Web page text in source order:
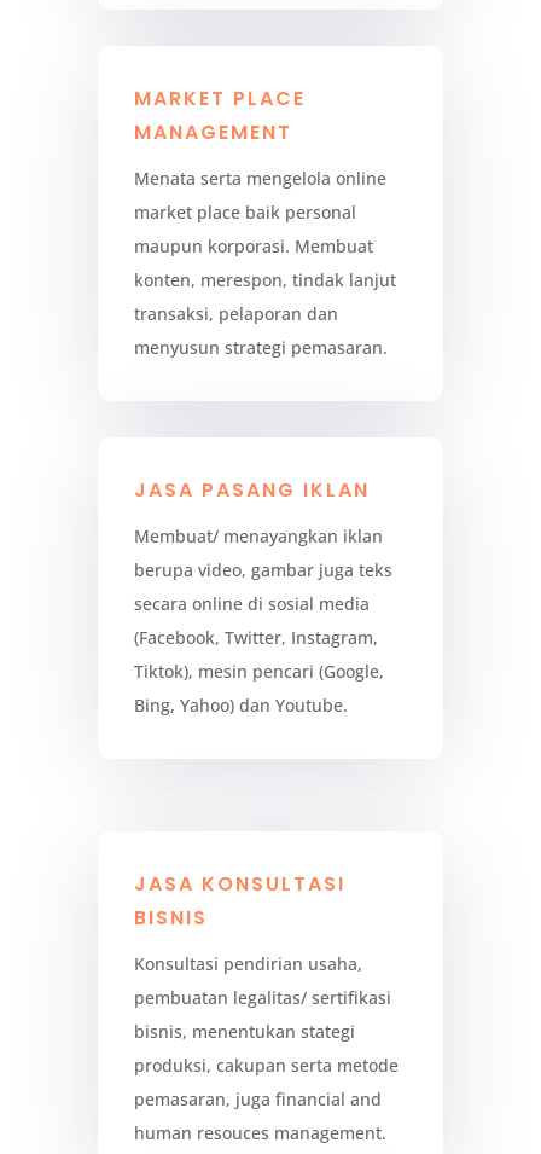
MARKET PLACE
MANAGEMENT
Menata serta mengelola online
market place baik personal
maupun korporasi. Membuat
konten, merespon, tindak lanjut
transaksi, pelaporan dan
menyusun strategi pemasaran.
JASA PASANG IKLAN
Membuat/ menayangkan iklan
berupa video, gambar juga teks
secara online di sosial media
(Facebook, Twitter, Instagram,
Tiktok), mesin pencari (Google,
Bing, Yahoo) dan Youtube.
JASA KONSULTASI
BISNIS
Konsultasi pendirian usaha,
pembuatan legalitas/ sertifikasi
bisnis, menentukan stategi
produksi, cakupan serta metode
pemasaran, juga financial and
human resouces management.